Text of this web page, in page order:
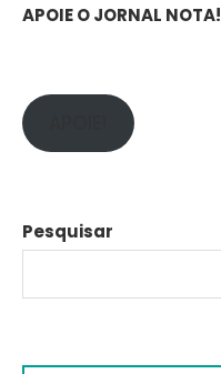
APOIE O JORNAL NOTA!
Pesquisar